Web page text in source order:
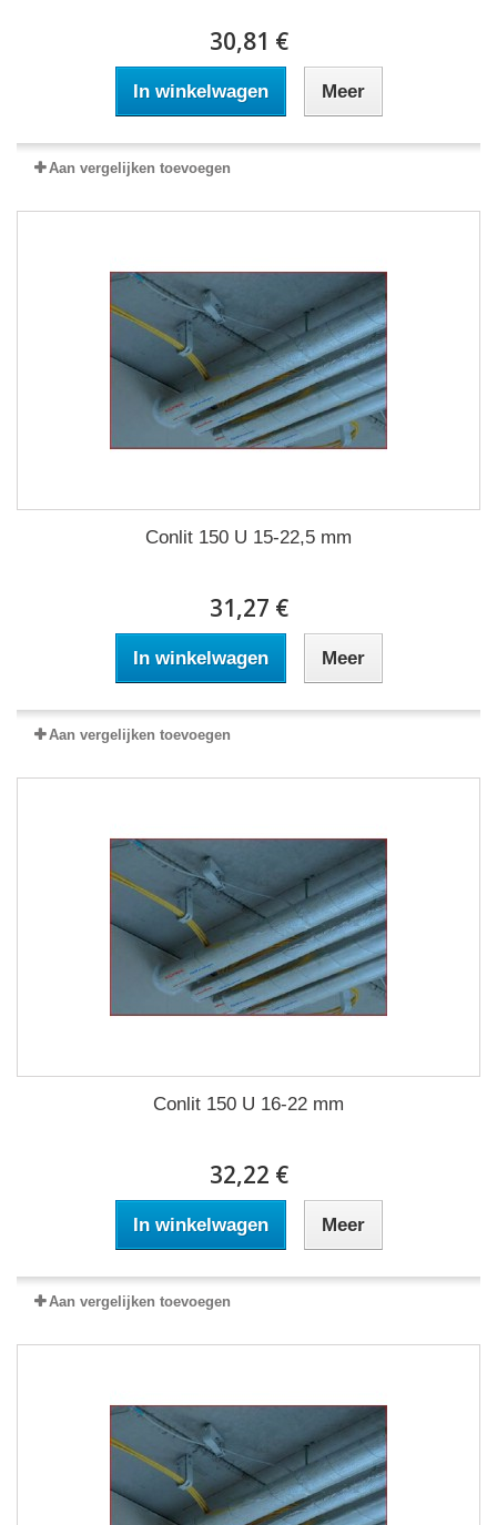
30,81 €
In winkelwagen Meer
Aan vergelijken toevoegen
Conlit 150 U 15-22,5 mm
31,27 €
In winkelwagen Meer
Aan vergelijken toevoegen
Conlit 150 U 16-22 mm
32,22 €
In winkelwagen Meer
Aan vergelijken toevoegen